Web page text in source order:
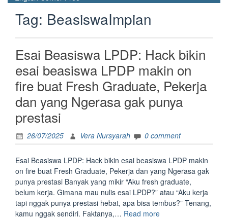
Tag: BeasiswaImpian
Esai Beasiswa LPDP: Hack bikin
esai beasiswa LPDP makin on
fire buat Fresh Graduate, Pekerja
dan yang Ngerasa gak punya
prestasi
26/07/2025 Vera Nursyarah 0 comment
Esai Beasiswa LPDP: Hack bikin esai beasiswa LPDP makin
on fire buat Fresh Graduate, Pekerja dan yang Ngerasa gak
punya prestasi Banyak yang mikir “Aku fresh graduate,
belum kerja. Gimana mau nulis esai LPDP?” atau “Aku kerja
tapi nggak punya prestasi hebat, apa bisa tembus?” Tenang,
kamu nggak sendiri. Faktanya,… Read more“Esai